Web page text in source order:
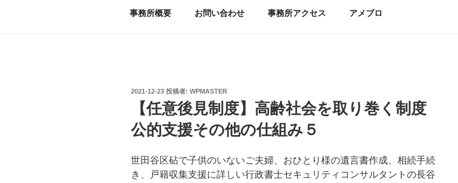
事務所概要 お問い合わせ 事務所アクセス アメブロ
投
2021-12-23 投稿者: WPMASTER
【任意後見制度】高齢社会を取り巻く制度
公的支援その他の仕組み５
世田谷区砧で子供のいないご夫婦、おひとり様の遺言書作成、相続手続
き、戸籍収集支援に詳しい行政書士セキュリティコンサルタントの長谷